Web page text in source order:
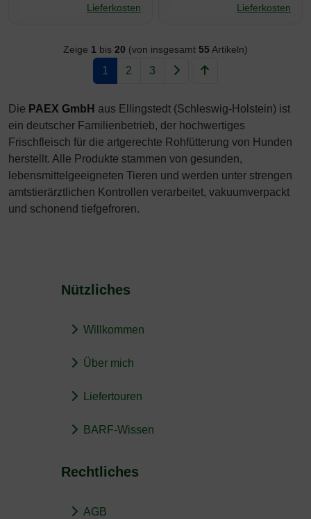
Lieferkosten
Lieferkosten
Zeige 1 bis 20 (von insgesamt 55Artikeln)
1 2 3
Die PAEX GmbH aus Ellingstedt (Schleswig-Holstein) ist
ein deutscher Familienbetrieb, der hochwertiges
Frischfleisch für die artgerechte Rohfütterung von Hunden
herstellt. Alle Produkte stammen von gesunden,
lebensmittelgeeigneten Tieren und werden unter strengen
amtstierärztlichen Kontrollen verarbeitet, vakuumverpackt
und schonend tiefgefroren.
Nützliches
Willkommen
Über mich
Liefertouren
BARF-Wissen
Rechtliches
AGB